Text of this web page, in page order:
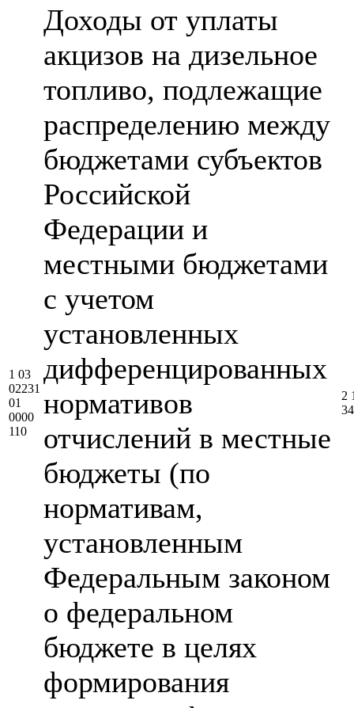
1 03
02231
01
0000
110
Доходы от уплаты
акцизов на дизельное
топливо, подлежащие
распределению между
бюджетами субъектов
Российской
Федерации и
местными бюджетами
с учетом
установленных
дифференцированных
нормативов
отчислений в местные
бюджеты (по
нормативам,
установленным
Федеральным законом
о федеральном
бюджете в целях
формирования
2